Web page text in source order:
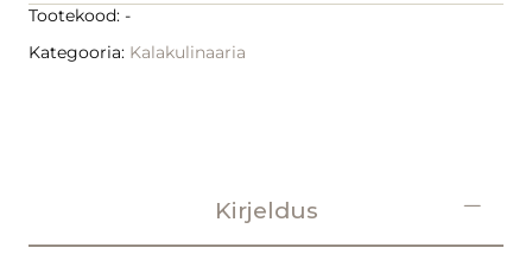
Tootekood: -
Kategooria: Kalakulinaaria
Kirjeldus